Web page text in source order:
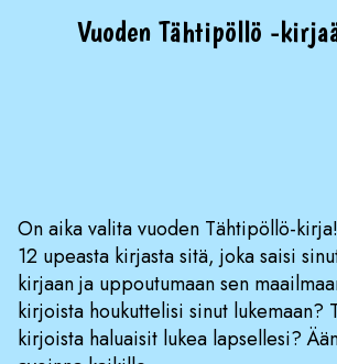
Vuoden Tähtipöllö -
On aika valita vuoden Tähtipöllö-
12 upeasta kirjasta sitä, joka saisi
kirjaan ja uppoutumaan sen
kirjoista houkuttelisi sinut lukemaan?
kirjoista haluaisit lukea lapsellesi?